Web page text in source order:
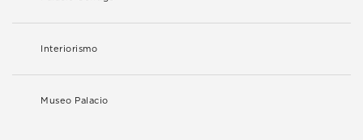
Interiorismo
Museo Palacio